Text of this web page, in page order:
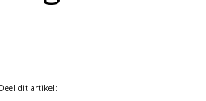
Deel dit artikel: